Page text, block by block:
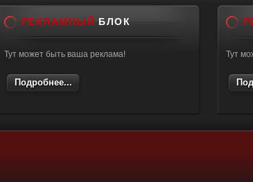
РЕКЛАМНЫЙ БЛОК
Тут может быть ваша реклама!
Подробнее...
Тут